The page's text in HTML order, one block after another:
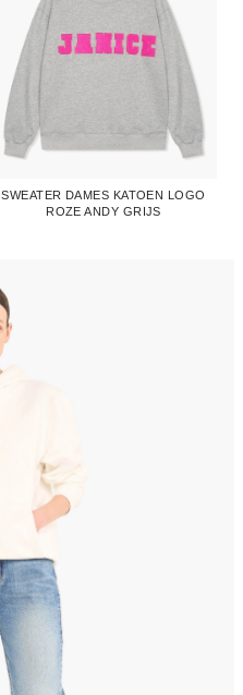
SWEATER DAMES KATOEN LOGO
ROZE ANDY GRIJS